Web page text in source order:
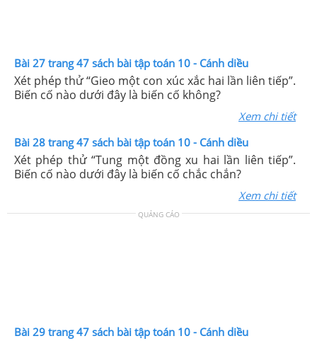
Bài 27 trang 47 sách bài tập toán 10 - Cánh diều
Xét phép thử “Gieo một con xúc xắc hai lần liên tiếp”.
Biến cố nào dưới đây là biến cố không?
Xem chi tiết
Bài 28 trang 47 sách bài tập toán 10 - Cánh diều
Xét phép thử “Tung một đồng xu hai lần liên tiếp”.
Biến cố nào dưới đây là biến cố chắc chắn?
Xem chi tiết
QUẢNG CÁO
Bài 29 trang 47 sách bài tập toán 10 - Cánh diều